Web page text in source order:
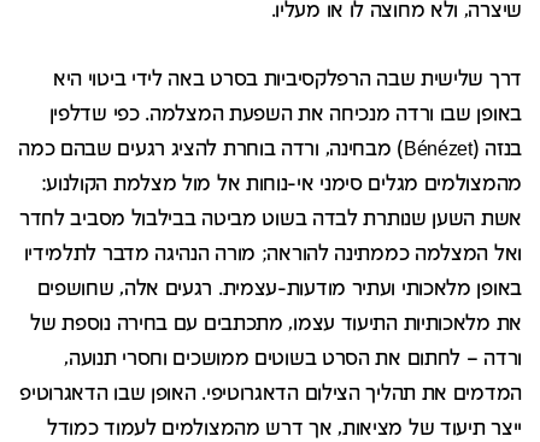
שיצרה, ולא מחוצה לו או מעליו.
דרך שלישית שבה הרפלקסיביות בסרט באה לידי ביטוי היא
באופן שבו ורדה מנכיחה את השפעת המצלמה. כפי שדלפין
בנזה (Bénézet) מבחינה, ורדה בוחרת להציג רגעים שבהם כמה
מהמצולמים מגלים סימני אי-נוחות אל מול מצלמת הקולנוע:
אשת השען שנותרת לבדה בשוט מביטה בבילבול מסביב לחדר
ואל המצלמה כממתינה להוראה; מורה הנהיגה מדבר לתלמידיו
באופן מלאכותי ועתיר מודעות-עצמית. רגעים אלה, שחושפים
את מלאכותיות התיעוד עצמו, מתכתבים עם בחירה נוספת של
ורדה – לחתום את הסרט בשוטים ממושכים וחסרי תנועה,
המדמים את תהליך הצילום הדאגרוטיפי. האופן שבו הדאגרוטיפ
ייצר תיעוד של מציאות, אך דרש מהמצולמים לעמוד כמודל